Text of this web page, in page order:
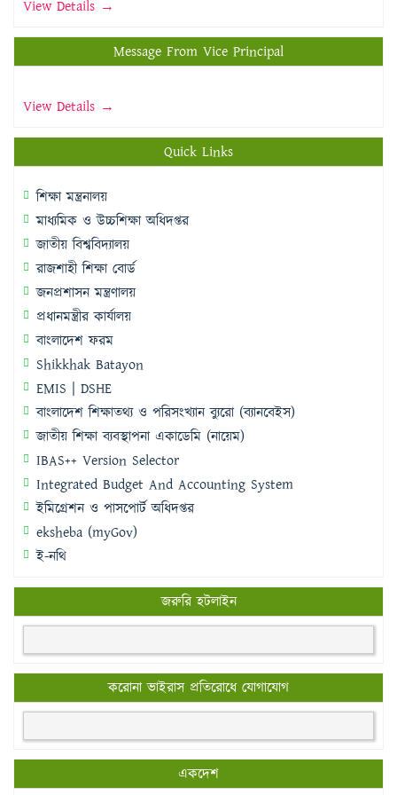
View Details →
Message From Vice Principal
View Details →
Quick Links
শিক্ষা মন্ত্রনালয়
মাধ্যমিক ও উচ্চশিক্ষা অধিদপ্তর
জাতীয় বিশ্ববিদ্যালয়
রাজশাহী শিক্ষা বোর্ড
জনপ্রশাসন মন্ত্রণালয়
প্রধানমন্ত্রীর কার্যালয়
বাংলাদেশ ফরম
Shikkhak Batayon
EMIS | DSHE
বাংলাদেশ শিক্ষাতথ্য ও পরিসংখ্যান ব্যুরো (ব্যানবেইস)
জাতীয় শিক্ষা ব্যবস্থাপনা একাডেমি (নায়েম)
IBAS++ Version Selector
Integrated Budget And Accounting System
ইমিগ্রেশন ও পাসপোর্ট অধিদপ্তর
eksheba (myGov)
ই-নথি
জরুরি হটলাইন
করোনা ভাইরাস প্রতিরোধে যোগাযোগ
একদেশ